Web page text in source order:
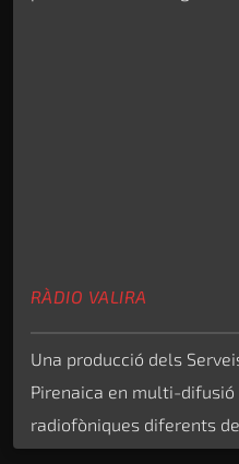
RÀDIO VALIRA
Una producció dels
Pirenaica en multi-
radiofòniques diferents